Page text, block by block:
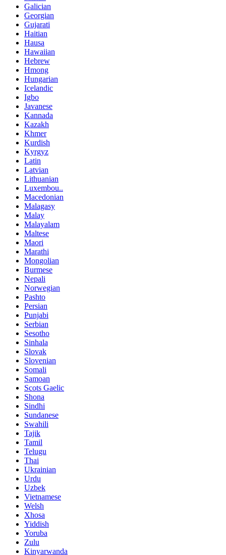
Galician
Georgian
Gujarati
Haitian
Hausa
Hawaiian
Hebrew
Hmong
Hungarian
Icelandic
Igbo
Javanese
Kannada
Kazakh
Khmer
Kurdish
Kyrgyz
Latin
Latvian
Lithuanian
Luxembou..
Macedonian
Malagasy
Malay
Malayalam
Maltese
Maori
Marathi
Mongolian
Burmese
Nepali
Norwegian
Pashto
Persian
Punjabi
Serbian
Sesotho
Sinhala
Slovak
Slovenian
Somali
Samoan
Scots Gaelic
Shona
Sindhi
Sundanese
Swahili
Tajik
Tamil
Telugu
Thai
Ukrainian
Urdu
Uzbek
Vietnamese
Welsh
Xhosa
Yiddish
Yoruba
Zulu
Kinyarwanda